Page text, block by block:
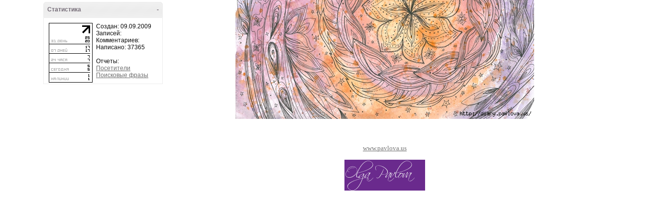
-
Статистика
Создан: 09.09.2009
Записей:
Комментариев:
Написано: 37365
Отчеты:
Посетители
Поисковые фразы
www.pavlova.us